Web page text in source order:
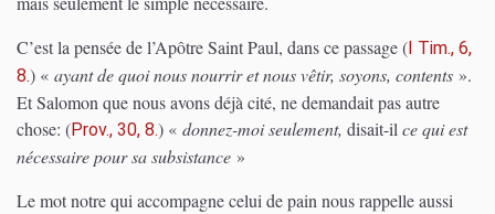
C’est la pensée de l’Apôtre Saint Paul, dans ce passage( I Tim., 6,
8.) « ayant de quoi nous nourrir et nous vêtir, soyons, contents ».
Et Salomon que nous avons déjà cité, ne demandait pas autre
chose: (Prov., 30, 8.) « donnez-moi seulement, disait-ilce qui est
nécessaire pour sa subsistance »
Le mot notre qui accompagne celui de pain nous rappelle aussi